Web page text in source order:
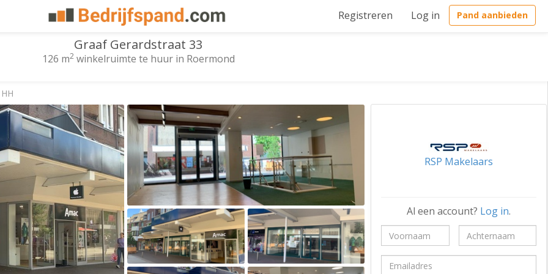
Registreren Log in Pand aanbieden
Graaf Gerardstraat 33
126 m2winkelruimte te huur in Roermond
RSP Makelaars
Al een account? Log in.